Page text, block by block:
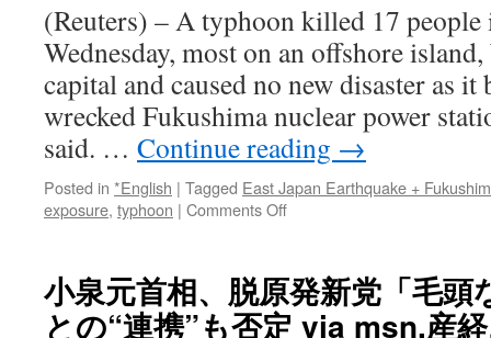
(Reuters) – A typhoon killed 17 people
Wednesday, most on an offshore
capital and caused no new disaster as it
wrecked Fukushima nuclear power
said. … Continue reading →
Posted in *English | Tagged East Japan Earthquake +
exposure, typhoon | Comments Offon
Tokyo,
at
least
小泉元首相、脱原発新党「毛
との“連携”も否定 via msn.産